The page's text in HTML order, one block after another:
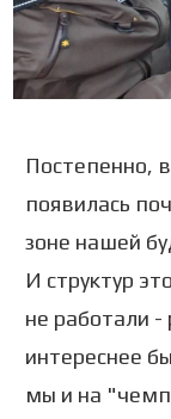
Постепенно,
появилась
зоне нашей
И структур
не работали
интереснее
мы и на